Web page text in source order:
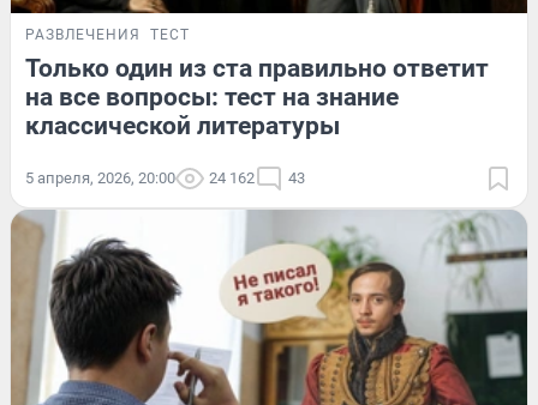
РАЗВЛЕЧЕНИЯ ТЕСТ
Только один из ста правильно ответит
на все вопросы: тест на знание
классической литературы
5 апреля, 2026, 20:00 24 162 43